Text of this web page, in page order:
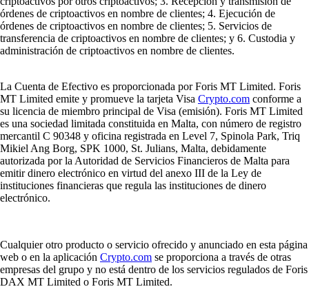
órdenes de criptoactivos en nombre de clientes; 4. Ejecución de
órdenes de criptoactivos en nombre de clientes; 5. Servicios de
transferencia de criptoactivos en nombre de clientes; y 6. Custodia y
administración de criptoactivos en nombre de clientes.
La Cuenta de Efectivo es proporcionada por Foris MT Limited. Foris
MT Limited emite y promueve la tarjeta Visa Crypto.com conforme a
su licencia de miembro principal de Visa (emisión). Foris MT Limited
es una sociedad limitada constituida en Malta, con número de registro
mercantil C 90348 y oficina registrada en Level 7, Spinola Park, Triq
Mikiel Ang Borg, SPK 1000, St. Julians, Malta, debidamente
autorizada por la Autoridad de Servicios Financieros de Malta para
emitir dinero electrónico en virtud del anexo III de la Ley de
instituciones financieras que regula las instituciones de dinero
electrónico.
Cualquier otro producto o servicio ofrecido y anunciado en esta página
web o en la aplicación Crypto.com se proporciona a través de otras
empresas del grupo y no está dentro de los servicios regulados de Foris
DAX MT Limited o Foris MT Limited.